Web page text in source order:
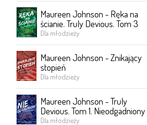
Maureen Johnson - Ręka na
ścianie. Truly Devious. Tom 3
Dla młodzieży
Maureen Johnson - Znikający
stopień
Dla młodzieży
Maureen Johnson - Truly
Devious. Tom 1. Nieodgadniony
Dla młodzieży